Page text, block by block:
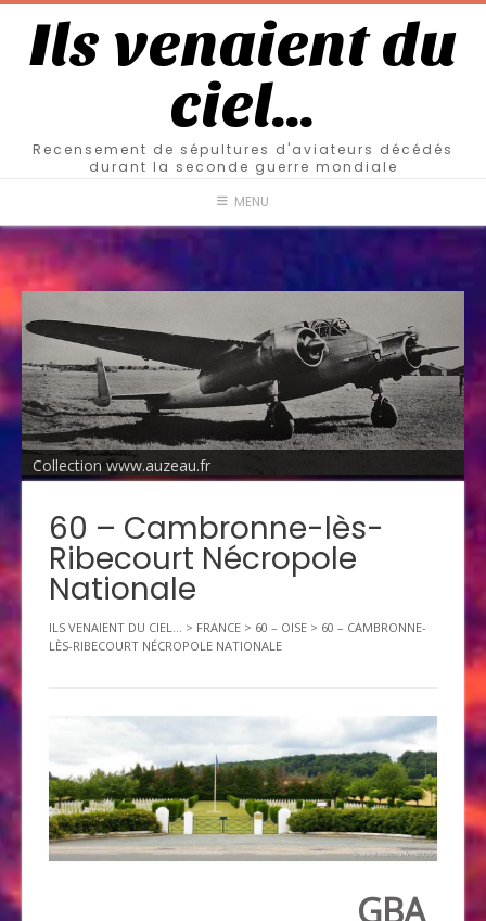
Ils venaient du
ciel…
Recensement de sépultures d'aviateurs décédés
durant la seconde guerre mondiale
MENU
Collection www.auzeau.fr
60 – Cambronne-lès-
Ribecourt Nécropole
Nationale
ILS VENAIENT DU CIEL... > FRANCE > 60 – OISE > 60 – CAMBRONNE-
LÈS-RIBECOURT NÉCROPOLE NATIONALE
GBA